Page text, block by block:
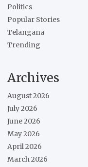
Politics
Popular Stories
Telangana
Trending
Archives
August 2026
July 2026
June 2026
May 2026
April 2026
March 2026